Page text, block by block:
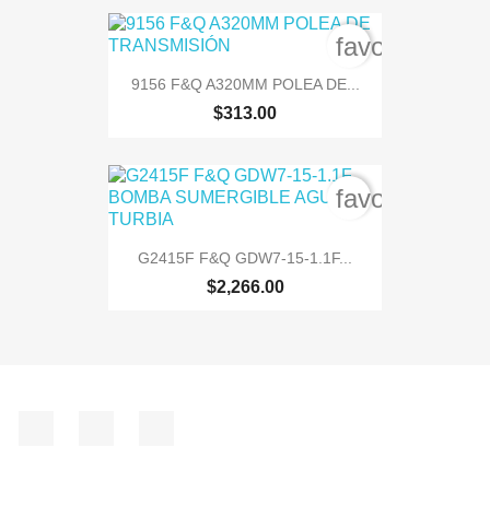
9156 F&Q A320MM POLEA DE...
$313.00
G2415F F&Q GDW7-15-1.1F...
$2,266.00